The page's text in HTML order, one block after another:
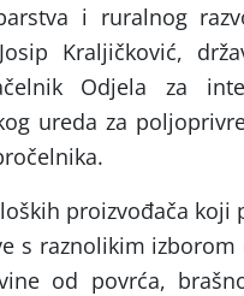
i ruralnog
Kraljičković,
Odjela za
ureda za
proizvođača
s raznolikim
od povrća,